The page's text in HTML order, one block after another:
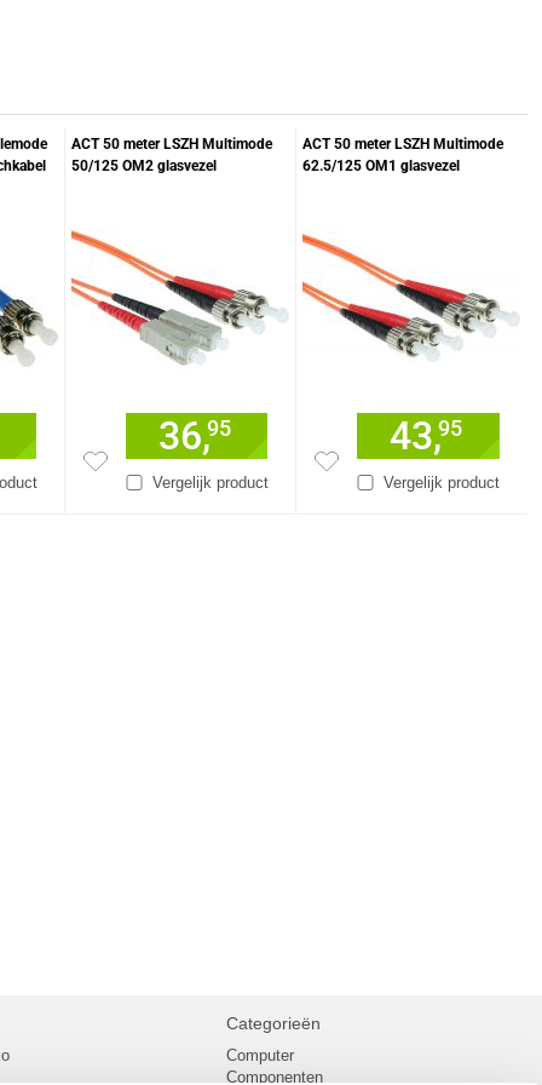
ACT 50 meter LSZH Multimode
50/125 OM2 glasvezel
Vergelijk product
36,95
ACT 50 meter LSZH Multimode
62.5/125 OM1 glasvezel
Vergelijk product
43,95
Categorieën
Computer
Componenten